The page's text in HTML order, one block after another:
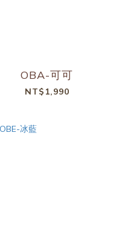
OBA-可可
NT$1,990